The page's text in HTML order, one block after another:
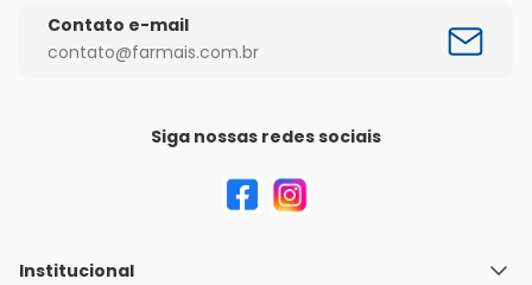
Contato e-mail
contato@farmais.com.br
Siga nossas redes sociais
Institucional